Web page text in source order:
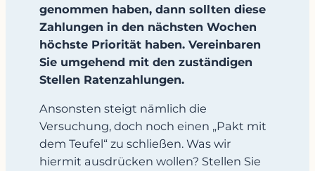
genommen haben, dann sollten diese
Zahlungen in den nächsten Wochen
höchste Priorität haben. Vereinbaren
Sie umgehend mit den zuständigen
Stellen Ratenzahlungen.
Ansonsten steigt nämlich die
Versuchung, doch noch einen „Pakt mit
dem Teufel“ zu schließen. Was wir
hiermit ausdrücken wollen? Stellen Sie